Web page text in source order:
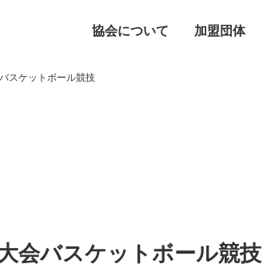
協会について 加盟団体
スケットボール競技
会バスケットボール競技